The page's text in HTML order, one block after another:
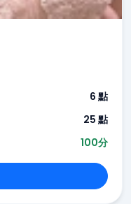
6 點
25 點
100分